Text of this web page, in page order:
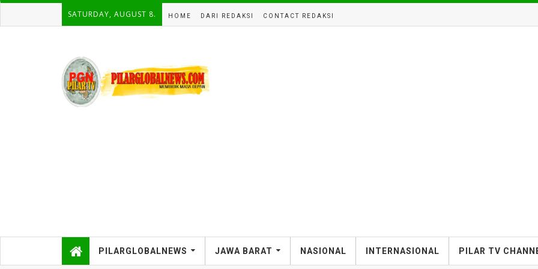
SATURDAY, AUGUST 8. HOME DARI REDAKSI CONTACT REDAKSI
PILARGLOBALNEWS JAWA BARAT NASIONAL INTERNASIONAL PILAR TV